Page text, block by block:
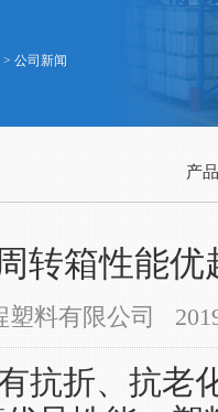
> 公司新闻
产
转箱性能优
塑料有限公司
抗折、抗老